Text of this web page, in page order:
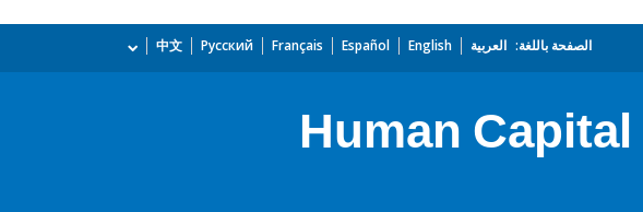
الصفحة باللغة: العربية English
Español
Français
Русский
中文
Human